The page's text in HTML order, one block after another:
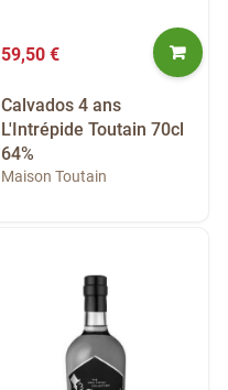
59,50 €
Calvados 4 ans
L'Intrépide Toutain 70cl
64%
Maison Toutain